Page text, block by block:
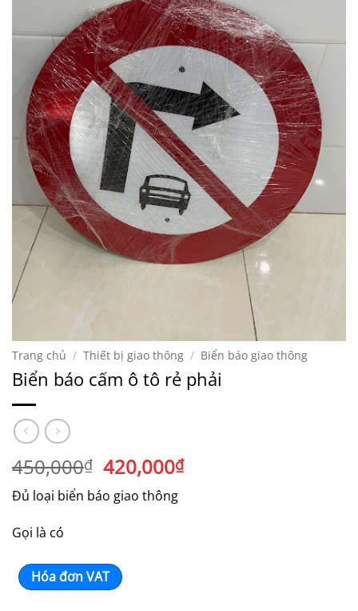
Trang chủ / Thiết bị giao thông / Biển báo giao thông
Biển báo cấm ô tô rẻ phải
450,000₫ Giá
gốc
là:
420,000₫Giá
Đủ loại biển báo giao thông
Gọi là có
Hóa đơn VAT